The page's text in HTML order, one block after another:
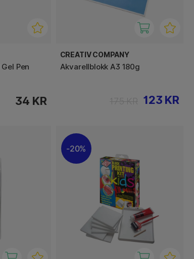
Pen
34 KR
CREATIV COMPANY
Akvarellblokk A3 180g
123 KR
20%